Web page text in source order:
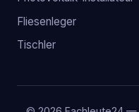
Fliesenleger
Tischler